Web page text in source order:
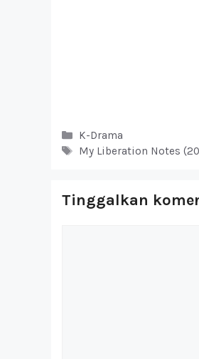
Kategori
K-Drama
Tag
My Liberation Notes
Tinggalkan